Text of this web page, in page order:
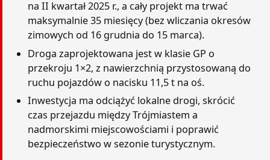
na II kwartał 2025 r., a cały projekt ma trwać
maksymalnie 35 miesięcy (bez wliczania okresów
zimowych od 16 grudnia do 15 marca).
Droga zaprojektowana jest w klasie GP o
przekroju 1×2, z nawierzchnią przystosowaną do
ruchu pojazdów o nacisku 11,5 t na oś.
Inwestycja ma odciążyć lokalne drogi, skrócić
czas przejazdu między Trójmiastem a
nadmorskimi miejscowościami i poprawić
bezpieczeństwo w sezonie turystycznym.